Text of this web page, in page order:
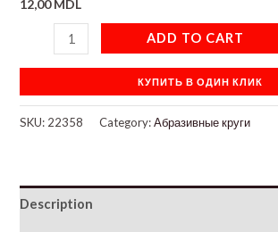
12,00MDL
ADD TO CART
КУПИТЬ В ОДИН КЛИК
SKU: 22358 Category:Абразивные круги
Description